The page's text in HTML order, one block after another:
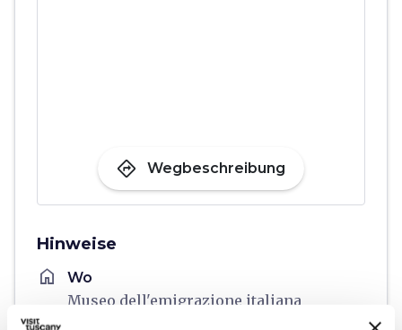
directions Wegbeschreibung
Hinweise
home Wo
Museo dell'emigrazione italiana